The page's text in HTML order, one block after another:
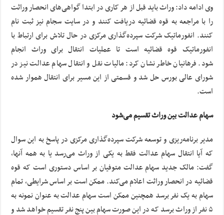
وی ادامه داد: وراث باید قبل از هر کاری در ابتدا گواهی‌های انحصار وراثت
را با مراجعه به قوه قضائیه دریافت کنند و در سایت سجام نیز ثبت نام
کنند. انفورماتیک شرکت سپرده‌گذاری مرکزی در حال تلاش برای ارتباط با
انفورماتیک قوه قضائیه است تا عملیات انتقال برای وراث انجام
شود. فرهانیان خاطر نشان کرد: مالیات نقل و انتقال سهام عدالت نیز در
شورای عالی بورس حل شد و قسمتی از این مسیر برای انتقال هموار شده
است.
سهام عدالت بین وراث تقسیم می‌شود
مدیر برنامه‌ریزی و توسعه شرکت سپرده‌گذاری مرکزی در پاسخ به این سوال
که آیا انتقال سهام عدالت فقط به یکی از وراث می‌رسد یا به همه آنها،
گفت: مالک جدید سهام عدالت متوفیان بر اساس دستوری است که قوه
قضائیه در انحصار وراثت اعلام می‌کند. ممکن است بر اساس شرایطی، تمام
سهام به یک نفر برسد همچنین ممکن است سهام عدالت به عنوان نمونه به
۵ نفر از وراث برسد که در این صورت سهام بین پنج نفر تقسیم خواهد شد و